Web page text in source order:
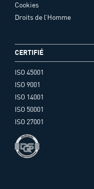
CERTIFIÉ
ISO 45001
ISO 9001
ISO 14001
ISO 50001
ISO 27001
Cookies
Droits de l’Homme